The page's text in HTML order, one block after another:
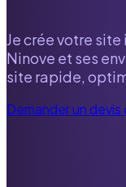
Je crée votre
Ninove et ses
site rapide,
Demander un